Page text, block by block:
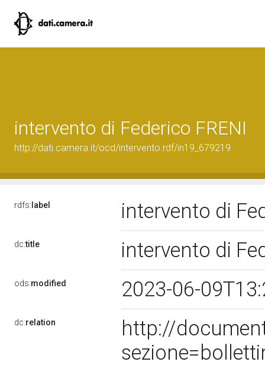
intervento di Federico FRENI
http://dati.camera.it/ocd/intervento.rdf/in19_679219
rdfs: label intervento di
dc:title intervento di
ods:modified 2023-06-
dc:relation
http://